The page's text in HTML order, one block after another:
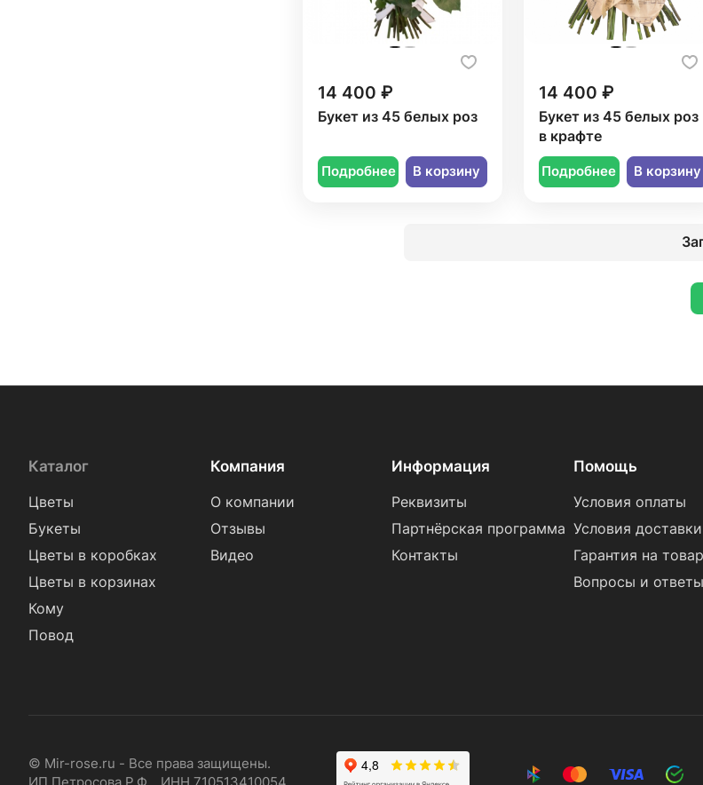
14 400 ₽
Букет из 45 белых роз
Подробнее В корзину
14 400 ₽
Букет из 45 белых роз
в крафте
Подробнее В корзину
Каталог
Цветы
Букеты
Цветы в коробках
Цветы в корзинах
Кому
Повод
Компания
О компании
Отзывы
Видео
Информация
Реквизиты
Партнёрская программа
Контакты
Помощь
Условия оплаты
Условия доставки
Гарантия на товар
Вопросы и ответы
© Mir-rose.ru - Все права защищены.